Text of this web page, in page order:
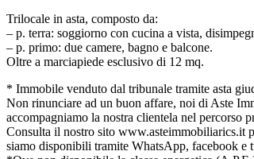
Trilocale in asta, composto da:
– p. terra: soggiorno con cucina a vista,
– p. primo: due camere, bagno e balcone.
Oltre a marciapiede esclusivo di 12 mq.
* Immobile venduto dal tribunale tramite asta
Non rinunciare ad un buon affare, noi di Aste
accompagniamo la nostra clientela nel percorso
Consulta il nostro sito www.asteimmobiliarics.it
siamo disponibili tramite WhatsApp, facebook e